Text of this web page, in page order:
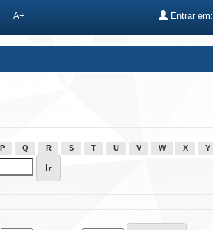
A+ Entrar em:
P Q R S T U V W X Y